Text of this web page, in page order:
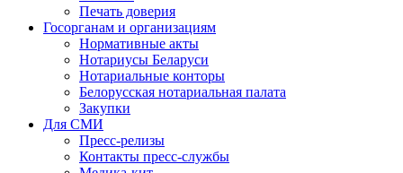
Печать доверия
Госорганам и организациям
Нормативные акты
Нотариусы Беларуси
Нотариальные конторы
Белорусская нотариальная палата
Закупки
Для СМИ
Пресс-релизы
Контакты пресс-службы